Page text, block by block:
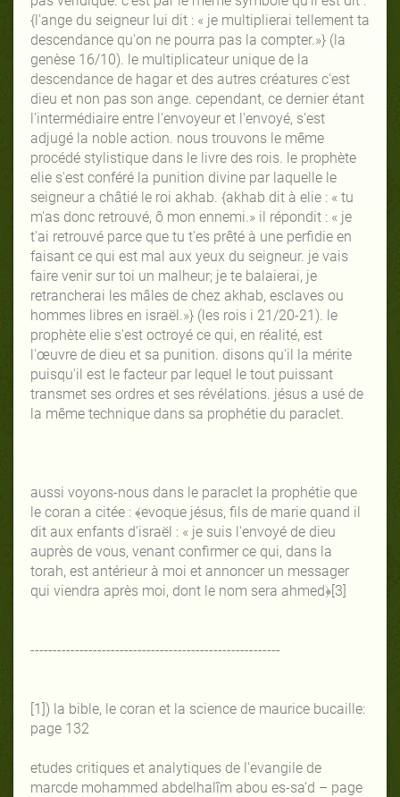
{l'ange du seigneur lui dit : « je multiplierai tellement ta
descendance qu'on ne pourra pas la compter.»} (la
genèse 16/10). le multiplicateur unique de la
descendance de hagar et des autres créatures c'est
dieu et non pas son ange. cependant, ce dernier étant
l'intermédiaire entre l'envoyeur et l'envoyé, s'est
adjugé la noble action. nous trouvons le même
procédé stylistique dans le livre des rois. le prophète
elie s'est conféré la punition divine par laquelle le
seigneur a châtié le roi akhab. {akhab dit à elie : « tu
m'as donc retrouvé, ô mon ennemi.» il répondit : « je
t'ai retrouvé parce que tu t'es prêté à une perfidie en
faisant ce qui est mal aux yeux du seigneur. je vais
faire venir sur toi un malheur; je te balaierai, je
retrancherai les mâles de chez akhab, esclaves ou
hommes libres en israël.»} (les rois i 21/20-21). le
prophète elie s'est octroyé ce qui, en réalité, est
l'œuvre de dieu et sa punition. disons qu'il la mérite
puisqu'il est le facteur par lequel le tout puissant
transmet ses ordres et ses révélations. jésus a usé de
la même technique dans sa prophétie du paraclet.
aussi voyons-nous dans le paraclet la prophétie que
le coran a citée : ﴾evoque jésus, fils de marie quand il
dit aux enfants d'israël : « je suis l'envoyé de dieu
auprès de vous, venant confirmer ce qui, dans la
torah, est antérieur à moi et annoncer un messager
qui viendra après moi, dont le nom sera ahmed﴿[3]
--------------------------------------------------------
[1]) la bible, le coran et la science de maurice bucaille:
page 132
etudes critiques et analytiques de l'evangile de
marcde mohammed abdelhalîm abou es-sa‘d – page